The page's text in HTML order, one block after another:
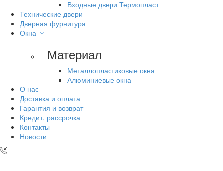
Входные двери Термопласт
Технические двери
Дверная фурнитура
Окна
Материал
Металлопластиковые окна
Алюминиевые окна
О нас
Доставка и оплата
Гарантия и возврат
Кредит, рассрочка
Контакты
Новости